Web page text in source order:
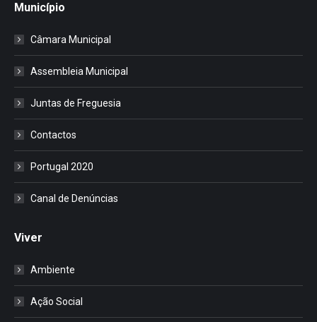
Município
Câmara Municipal
Assembleia Municipal
Juntas de Freguesia
Contactos
Portugal 2020
Canal de Denúncias
Viver
Ambiente
Ação Social